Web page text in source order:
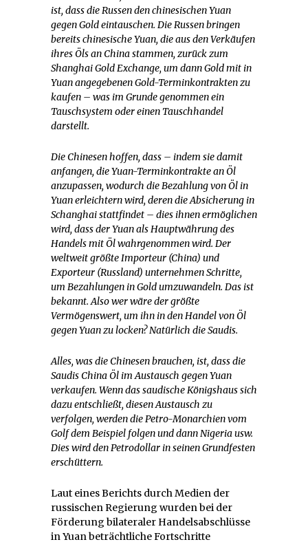
ist, dass die Russen den chinesischen Yuan
gegen Gold eintauschen. Die Russen bringen
bereits chinesische Yuan, die aus den Verkäufen
ihres Öls an China stammen, zurück zum
Shanghai Gold Exchange, um dann Gold mit in
Yuan angegebenen Gold-Terminkontrakten zu
kaufen – was im Grunde genommen ein
Tauschsystem oder einen Tauschhandel
darstellt.
Die Chinesen hoffen, dass – indem sie damit
anfangen, die Yuan-Terminkontrakte an Öl
anzupassen, wodurch die Bezahlung von Öl in
Yuan erleichtern wird, deren die Absicherung in
Schanghai stattfindet – dies ihnen ermöglichen
wird, dass der Yuan als Hauptwährung des
Handels mit Öl wahrgenommen wird. Der
weltweit größte Importeur (China) und
Exporteur (Russland) unternehmen Schritte,
um Bezahlungen in Gold umzuwandeln. Das ist
bekannt. Also wer wäre der größte
Vermögenswert, um ihn in den Handel von Öl
gegen Yuan zu locken? Natürlich die Saudis.
Alles, was die Chinesen brauchen, ist, dass die
Saudis China Öl im Austausch gegen Yuan
verkaufen. Wenn das saudische Königshaus sich
dazu entschließt, diesen Austausch zu
verfolgen, werden die Petro-Monarchien vom
Golf dem Beispiel folgen und dann Nigeria usw.
Dies wird den Petrodollar in seinen Grundfesten
erschüttern.
Laut eines Berichts durch Medien der
russischen Regierung wurden bei der
Förderung bilateraler Handelsabschlüsse
in Yuan beträchtliche Fortschritte